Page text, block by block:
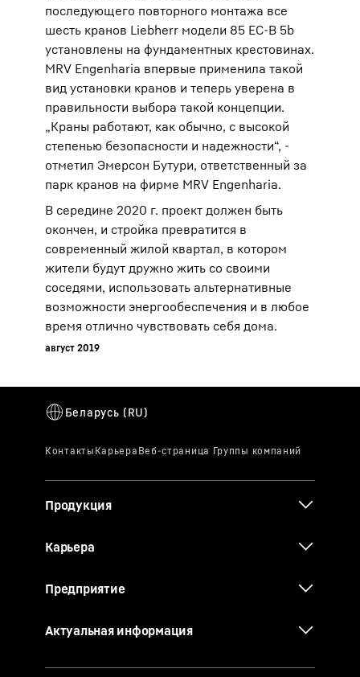
последующего повторного монтажа все
шесть кранов Liebherr модели 85 EC-B 5b
установлены на фундаментных крестовинах.
MRV Engenharia впервые применила такой
вид установки кранов и теперь уверена в
правильности выбора такой концепции.
„Краны работают, как обычно, с высокой
степенью безопасности и надежности“, -
отметил Эмерсон Бутури, ответственный за
парк кранов на фирме MRV Engenharia.
В середине 2020 г. проект должен быть
окончен, и стройка превратится в
современный жилой квартал, в котором
жители будут дружно жить со своими
соседями, использовать альтернативные
возможности энергообеспечения и в любое
время отлично чувствовать себя дома.
август 2019
Продукция
Карьера
Предприятие
Актуальная информация